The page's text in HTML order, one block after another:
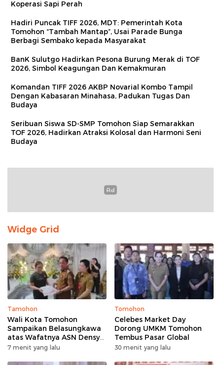
Koperasi Sapi Perah
Hadiri Puncak TIFF 2026, MDT: Pemerintah Kota
Tomohon “Tambah Mantap”, Usai Parade Bunga
Berbagi Sembako kepada Masyarakat
BanK Sulutgo Hadirkan Pesona Burung Merak di TOF
2026, Simbol Keagungan Dan Kemakmuran
Komandan TIFF 2026 AKBP Novarial Kombo Tampil
Dengan Kabasaran Minahasa, Padukan Tugas Dan
Budaya
Seribuan Siswa SD-SMP Tomohon Siap Semarakkan
TOF 2026, Hadirkan Atraksi Kolosal dan Harmoni Seni
Budaya
Widge Grid
Tamohon
Wali Kota Tomohon
Sampaikan Belasungkawa
atas Wafatnya ASN Densy
Mandagi
7 menit yang lalu
Tomohon
Celebes Market Day
Dorong UMKM Tomohon
Tembus Pasar Global
30 menit yang lalu